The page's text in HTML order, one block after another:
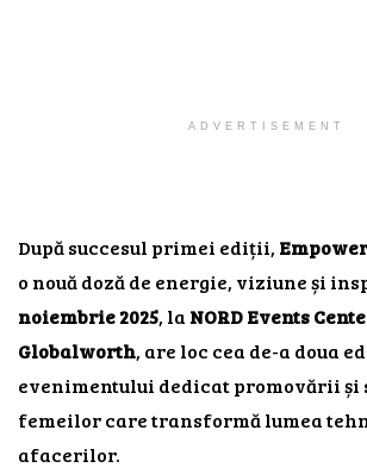
ADVERTISEMENT
După succesul primei ediții,
o nouă doză de energie, viziune și
noiembrie 2025, la NORD Events
Globalworth, are loc cea de-a doua
evenimentului dedicat promovării și
femeilor care transformă lumea
afacerilor.